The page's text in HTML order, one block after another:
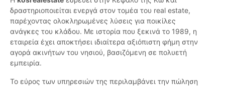
δραστηριοποιείται ενεργά στον τομέα του real estate,
παρέχοντας ολοκληρωμένες λύσεις για ποικίλες
ανάγκες του κλάδου. Με ιστορία που ξεκινά το 1989, η
εταιρεία έχει αποκτήσει ιδιαίτερα αξιόπιστη φήμη στην
αγορά ακινήτων του νησιού, βασιζόμενη σε πολυετή
εμπειρία.
Το εύρος των υπηρεσιών της περιλαμβάνει την πώληση